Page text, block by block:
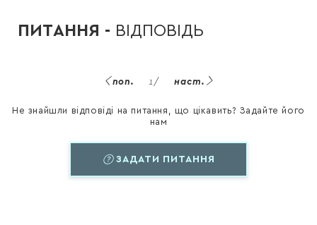
ПИТАННЯ - ВІДПОВІДЬ
Не знайшли відповіді на питання, що цікавить? Задайте його
нам
ЗАДАТИ ПИТАННЯ
поп. 1/ наст.